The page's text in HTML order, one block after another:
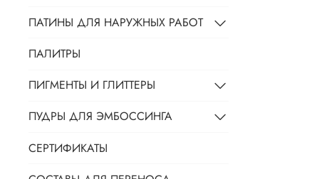
ПАТИНЫ ДЛЯ НАРУЖНЫХ РАБОТ
ПАЛИТРЫ
ПИГМЕНТЫ И ГЛИТТЕРЫ
ПУДРЫ ДЛЯ ЭМБОССИНГА
СЕРТИФИКАТЫ